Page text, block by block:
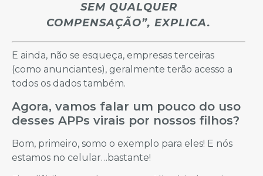
SEM QUALQUER
COMPENSAÇÃO”, EXPLICA.
E ainda, não se esqueça, empresas terceiras
(como anunciantes), geralmente terão acesso a
todos os dados também.
Agora, vamos falar um pouco do uso
desses APPs virais por nossos filhos?
Bom, primeiro, somo o exemplo para eles! E nós
estamos no celular…bastante!